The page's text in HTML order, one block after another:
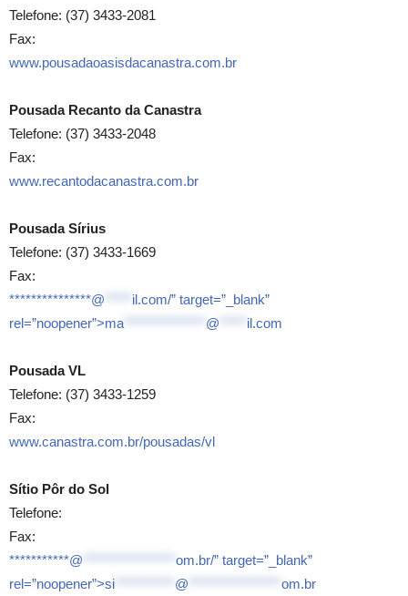
Telefone: (37) 3433-2081
Fax:
www.pousadaoasisdacanastra.com.br
Pousada Recanto da Canastra
Telefone: (37) 3433-2048
Fax:
www.recantodacanastra.com.br
Pousada Sírius
Telefone: (37) 3433-1669
Fax:
***************@
il.com/” target=”_blank”
rel=”noopener”>ma @ il.com
Pousada VL
Telefone: (37) 3433-1259
Fax:
www.canastra.com.br/pousadas/vl
Sítio Pôr do Sol
Telefone:
Fax:
***********@
om.br/” target=”_blank”
rel=”noopener”>si @ om.br